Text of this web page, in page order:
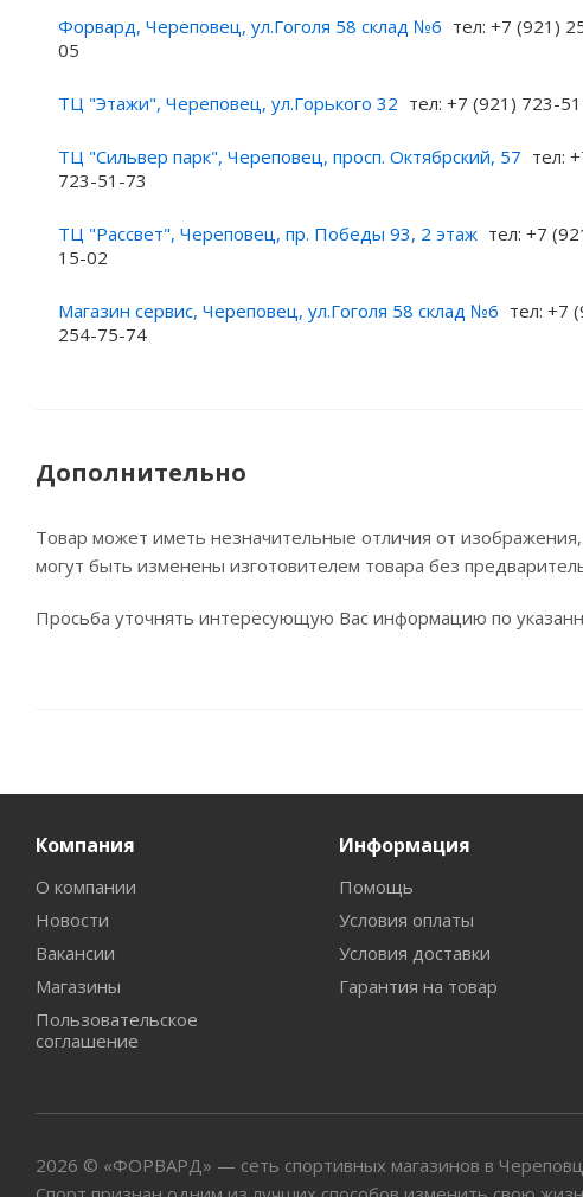
Форвард, Череповец, ул.Гоголя 58 склад №6 тел: +7 (921)
05
ТЦ "Этажи", Череповец, ул.Горького 32 тел: +7 (921) 723-
ТЦ "Сильвер парк", Череповец, просп. Октябрский, 57 тел:
723-51-73
ТЦ "Рассвет", Череповец, пр. Победы 93, 2 этаж тел: +7
15-02
Магазин сервис, Череповец, ул.Гоголя 58 склад №6 тел: +7
254-75-74
Дополнительно
Товар может иметь незначительные отличия от
могут быть изменены изготовителем товара без
Просьба уточнять интересующую Вас информацию по
Компания
О компании
Новости
Вакансии
Магазины
Пользовательское
соглашение
Информация
Помощь
Условия оплаты
Условия доставки
Гарантия на товар
2026 © «ФОРВАРД» — сеть спортивных магазинов в